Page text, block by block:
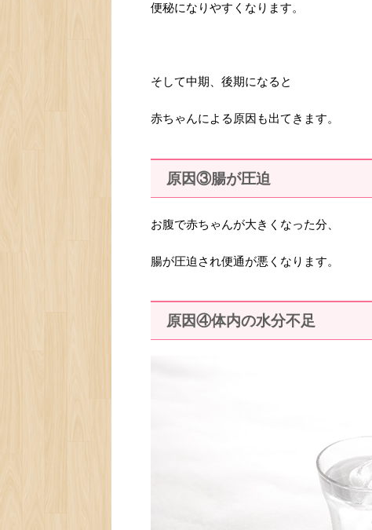
便秘になりやすくなります。
そして中期、後期になると
赤ちゃんによる原因も出てきます。
原因③腸が圧迫
お腹で赤ちゃんが大きくなった分、
腸が圧迫され便通が悪くなります。
原因④体内の水分不足